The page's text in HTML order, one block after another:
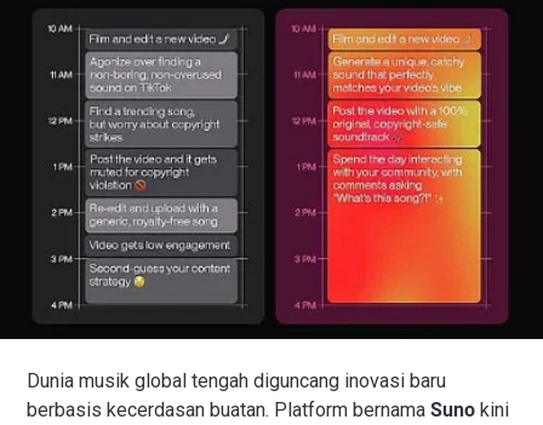
Dunia musik global tengah diguncang inovasi baru
berbasis kecerdasan buatan. Platform bernama Suno kini